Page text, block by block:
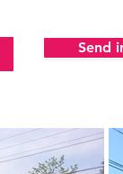
Send